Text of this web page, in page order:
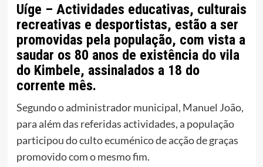
Uíge – Actividades educativas, culturais
recreativas e desportistas, estão a ser
promovidas pela população, com vista a
saudar os 80 anos de existência do vila
do Kimbele, assinalados a 18 do
corrente mês.
Segundo o administrador municipal, Manuel João,
para além das referidas actividades, a população
participou do culto ecuménico de acção de graças
promovido com o mesmo fim.